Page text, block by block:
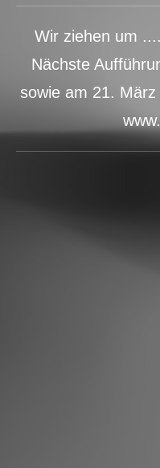
Wir ziehen um
Nächste
sowie am 21.